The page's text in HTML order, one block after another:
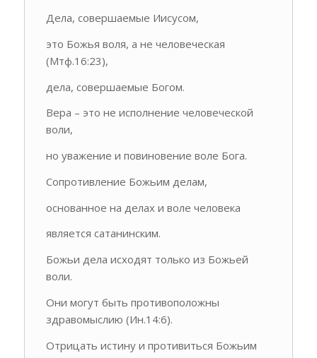
Дела, совершаемые Иисусом,
это Божья воля, а не человеческая
(Мтф.16:23),
дела, совершаемые Богом.
Вера – это не исполнение человеческой
воли,
но уважение и повиновение воле Бога.
Сопротивление Божьим делам,
основанное на делах и воле человека
является сатанинским.
Божьи дела исходят только из Божьей
воли.
Они могут быть противоположны
здравомыслию (Ин.14:6).
Отрицать истину и противиться Божьим